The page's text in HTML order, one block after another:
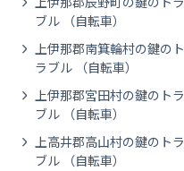
ブル （自転車）
上伊那郡南箕輪村の鍵のト
ラブル （自転車）
上伊那郡宮田村の鍵のトラ
ブル （自転車）
上高井郡高山村の鍵のトラ
ブル （自転車）